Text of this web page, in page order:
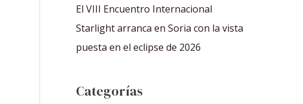
El VIII Encuentro Internacional
Starlight arranca en Soria con la vista
puesta en el eclipse de 2026
Categorías